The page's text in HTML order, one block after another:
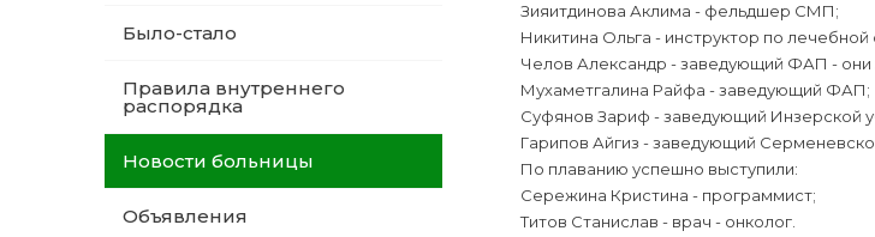
Было-стало
Правила внутреннего
распорядка
Новости больницы
Объявления
Зияитдинова Аклима - фельдшер СМП;
Никитина Ольга - инструктор по лечебной
Челов Александр - заведующий ФАП - они
Мухаметгалина Райфа - заведующий ФАП;
Суфянов Зариф - заведующий Инзерской
Гарипов Айгиз - заведующий
По плаванию успешно выступили:
Сережина Кристина - программист;
Титов Станислав - врач - онколог.